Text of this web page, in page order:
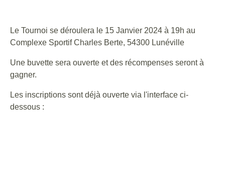
Le Tournoi se déroulera le 15 Janvier 2024 à 19h au
Complexe Sportif Charles Berte, 54300 Lunéville
Une buvette sera ouverte et des récompenses seront à
gagner.
Les inscriptions sont déjà ouverte via l'interface ci-
dessous :